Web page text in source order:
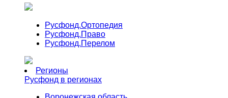
Русфонд.Ортопедия
Русфонд.Право
Русфонд.Перелом
Регионы
Русфонд в регионах